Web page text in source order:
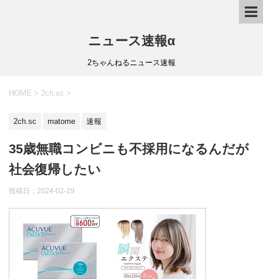
ニュース速報α
2ちゃんねるニュース速報
HOME > 2ch.sc >
2ch.sc matome 速報
35歳無職コンビニも不採用になるんだが
社会復帰したい
投稿日： 2024-02-29